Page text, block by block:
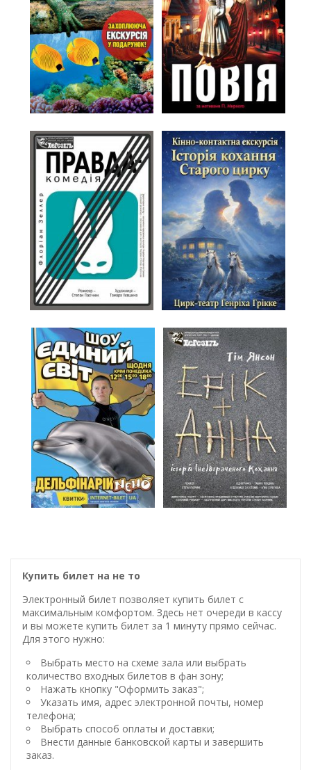
Купить билет на не то
Электронный билет позволяет купить билет с
максимальным комфортом. Здесь нет очереди в кассу
и вы можете купить билет за 1 минуту прямо сейчас.
Для этого нужно:
Выбрать место на схеме зала или выбрать
количество входных билетов в фан зону;
Нажать кнопку "Оформить заказ";
Указать имя, адрес электронной почты, номер
телефона;
Выбрать способ оплаты и доставки;
Внести данные банковской карты и завершить
заказ.